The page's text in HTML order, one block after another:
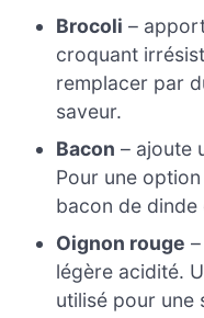
Brocoli –
croquant
remplacer par
saveur.
Bacon – ajoute
Pour une
bacon de
Oignon rouge
légère acidité.
utilisé pour une